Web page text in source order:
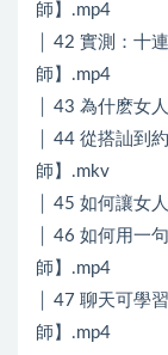
師】.mp4
│ 42 實測：十
師】.mp4
│ 43 為什麽女
│ 44 從搭訕到
師】.mkv
│ 45 如何讓女
│ 46 如何用一
師】.mp4
│ 47 聊天可學
師】.mp4